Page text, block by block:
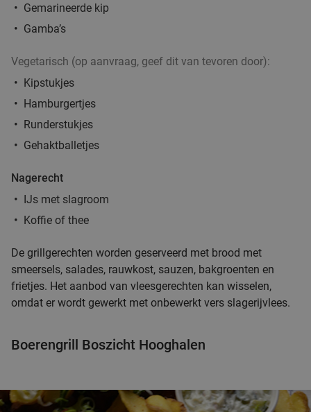
Gemarineerde kip
Gamba’s
Vegetarisch (op aanvraag, geef dit van tevoren door):
Kipstukjes
Hamburgertjes
Runderstukjes
Gehaktballetjes
Nagerecht
IJs met slagroom
Koffie of thee
De grillgerechten worden geserveerd met brood met
smeersels, salades, rauwkost, sauzen, bakgroenten en
frietjes. Het aanbod van vleesgerechten kan wisselen,
omdat er wordt gewerkt met onbewerkt vers slagerijvlees.
Boerengrill Boszicht Hooghalen